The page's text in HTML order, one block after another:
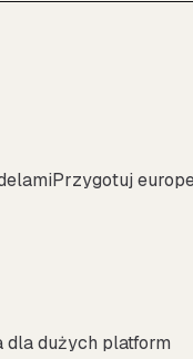
dla dużych platform